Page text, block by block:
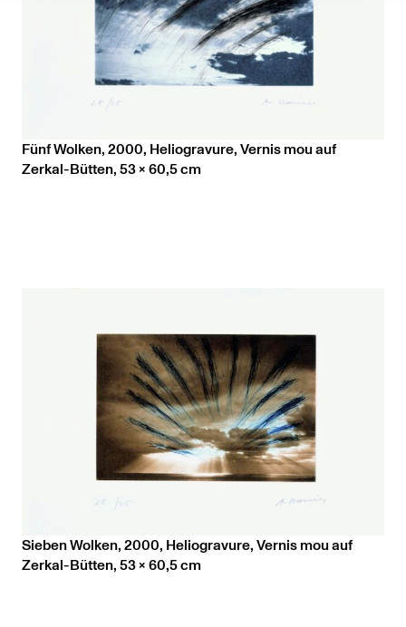
Fünf Wolken, 2000, Heliogravure, Vernis mou auf
Zerkal-Bütten, 53 x 60,5 cm
Sieben Wolken, 2000, Heliogravure, Vernis mou auf
Zerkal-Bütten, 53 x 60,5 cm